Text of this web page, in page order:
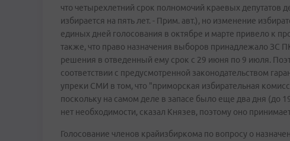
что четырехлетний срок полномочий краевых
избирается на пять лет. - Прим. авт.), но изменение
единых дней голосования в октябре и марте привело к
также, что право назначения выборов принадлежало ЗС
решения в отведенный ему срок с 29 июня по 9 июля.
соответствии с предусмотренной законодательством
упреки СМИ в том, что "приморская избирательная
поскольку на самом деле в запасе было еще два дня (до
нет необходимости, сказал Князев, поэтому оно
Голосование членов крайизбиркома по вопросу о